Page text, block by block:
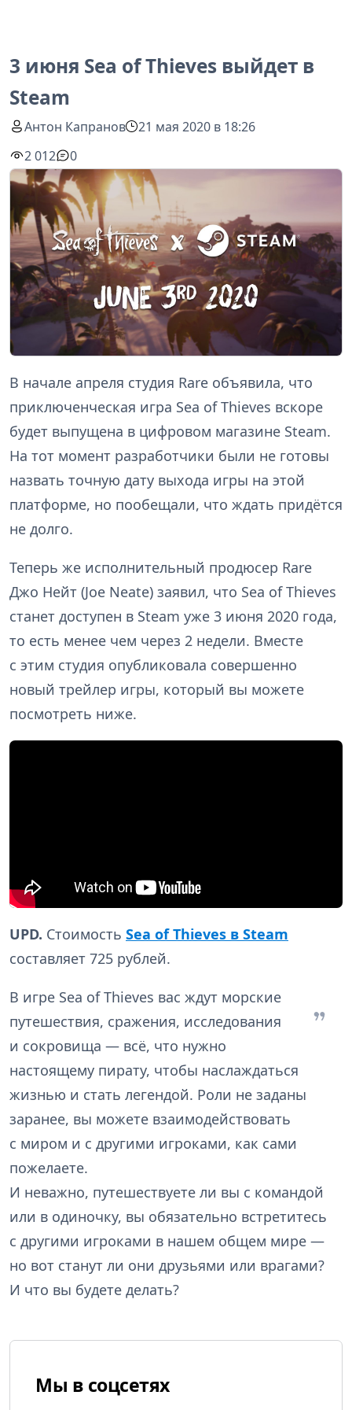
3 июня Sea of Thieves выйдет в
Steam
Антон Капранов
21 мая 2020 в 18:26
2 012
0
В начале апреля студия Rare объявила, что
приключенческая игра Sea of Thieves вскоре
будет выпущена в цифровом магазине Steam.
На тот момент разработчики были не готовы
назвать точную дату выхода игры на этой
платформе, но пообещали, что ждать придётся
не долго.
Теперь же исполнительный продюсер Rare
Джо Нейт (Joe Neate) заявил, что Sea of Thieves
станет доступен в Steam уже 3 июня 2020 года,
то есть менее чем через 2 недели. Вместе
с этим студия опубликовала совершенно
новый трейлер игры, который вы можете
посмотреть ниже.
UPD. Стоимость Sea of Thieves в Steam
составляет 725 рублей.
В игре Sea of Thieves вас ждут морские
путешествия, сражения, исследования
и сокровища — всё, что нужно
настоящему пирату, чтобы наслаждаться
жизнью и стать легендой. Роли не заданы
заранее, вы можете взаимодействовать
с миром и с другими игроками, как сами
пожелаете.
И неважно, путешествуете ли вы с командой
или в одиночку, вы обязательно встретитесь
с другими игроками в нашем общем мире —
но вот станут ли они друзьями или врагами?
И что вы будете делать?
Мы в соцсетях